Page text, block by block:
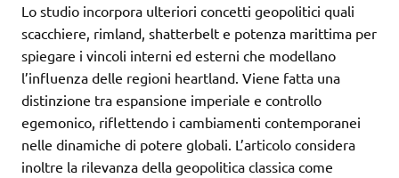
Lo studio incorpora ulteriori concetti geopolitici quali
scacchiere, rimland, shatterbelt e potenza marittima per
spiegare i vincoli interni ed esterni che modellano
l’influenza delle regioni heartland. Viene fatta una
distinzione tra espansione imperiale e controllo
egemonico, riflettendo i cambiamenti contemporanei
nelle dinamiche di potere globali. L’articolo considera
inoltre la rilevanza della geopolitica classica come